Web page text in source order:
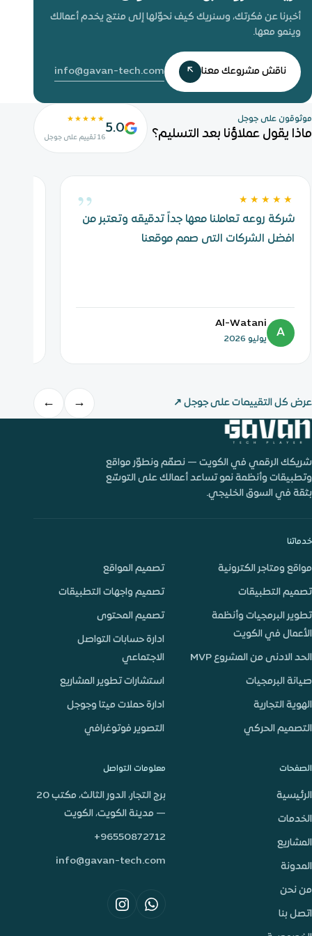
أخبرنا عن فكرتك، وسنريك كيف نحوّلها إلى منتج يخدم أعمالك
وينمو معها.
ناقش مشروعك معنا ↗
info@gavan-tech.com
موثوقون على جوجل
ماذا يقول عملاؤنا بعد التسليم؟ 5.0
★★★★★
16 تقييم على جوجل
” ★★★★★
شركة روعه تعاملنا معها جداً تدقيقه وتعتبر من
افضل الشركات التى صمم موقعنا
A
Al-Watani
يوليو 2026
عرض كل التقييمات على جوجل ↗
→
←
شريكك الرقمي في الكويت — نصمّم ونطوّر مواقع
وتطبيقات وأنظمة نمو تساعد أعمالك على التوسّع
بثقة في السوق الخليجي.
خدماتنا
مواقع ومتاجر الكترونية
تصميم التطبيقات
تطوير البرمجيات وأنظمة
الأعمال في الكويت
الحد الادنى من المشروع MVP
صيانة البرمجيات
الهوية التجارية
التصميم الحركي
تصميم المواقع
تصميم واجهات التطبيقات
تصميم المحتوى
ادارة حسابات التواصل
الاجتماعي
استشارات تطوير المشاريع
ادارة حملات ميتا وجوجل
التصوير فوتوغرافي
الصفحات
الرئيسية
الخدمات
المشاريع
المدونة
من نحن
اتصل بنا
معلومات التواصل
برج التجار، الدور الثالث، مكتب 20
— مدينة الكويت، الكويت
+96550872712
info@gavan-tech.com